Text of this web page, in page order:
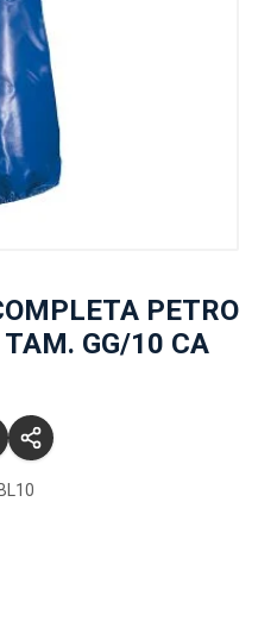
PETRO
GG/10 CA